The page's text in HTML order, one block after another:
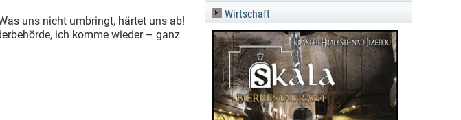
uns nicht umbringt, härtet uns ab!
ich komme wieder – ganz
Wirtschaft